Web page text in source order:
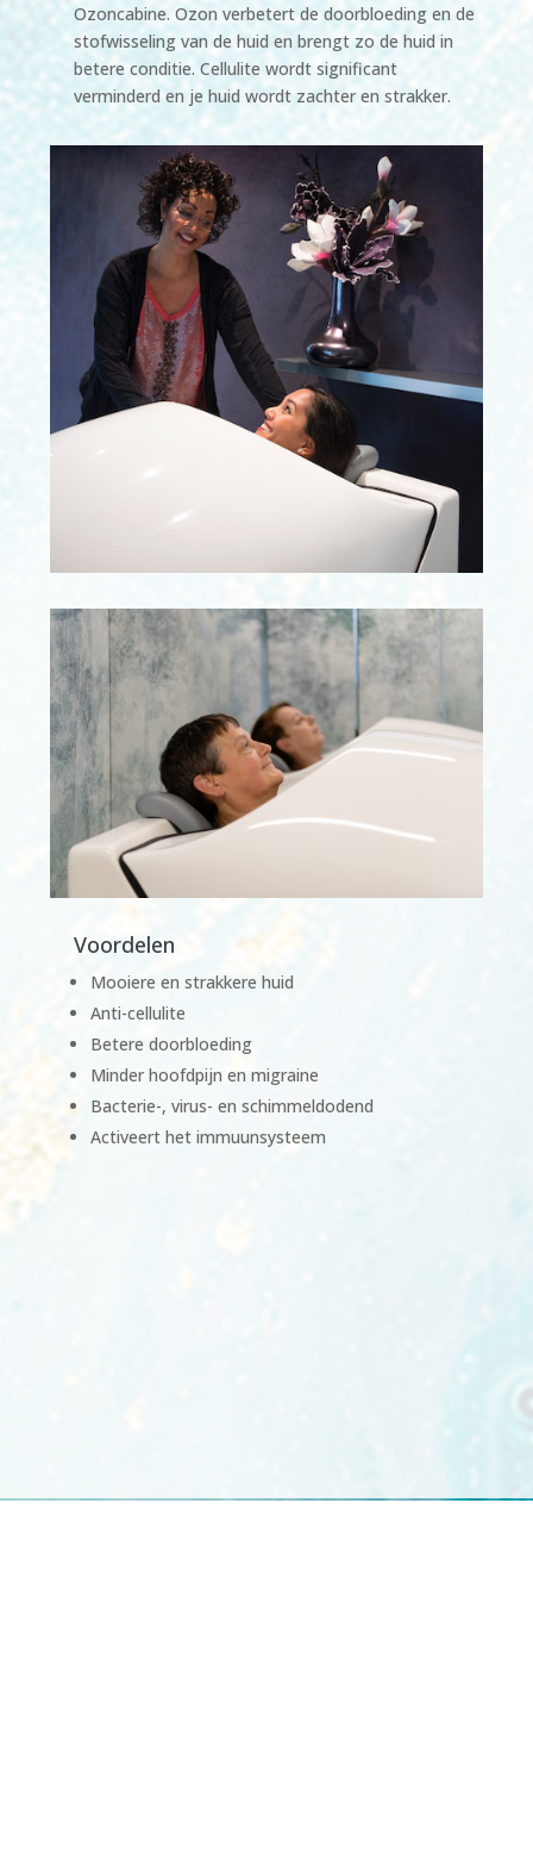
Ozoncabine. Ozon verbetert de doorbloeding en de
stofwisseling van de huid en brengt zo de huid in
betere conditie. Cellulite wordt significant
verminderd en je huid wordt zachter en strakker.
Voordelen
Mooiere en strakkere huid
Anti-cellulite
Betere doorbloeding
Minder hoofdpijn en migraine
Bacterie-, virus- en schimmeldodend
Activeert het immuunsysteem